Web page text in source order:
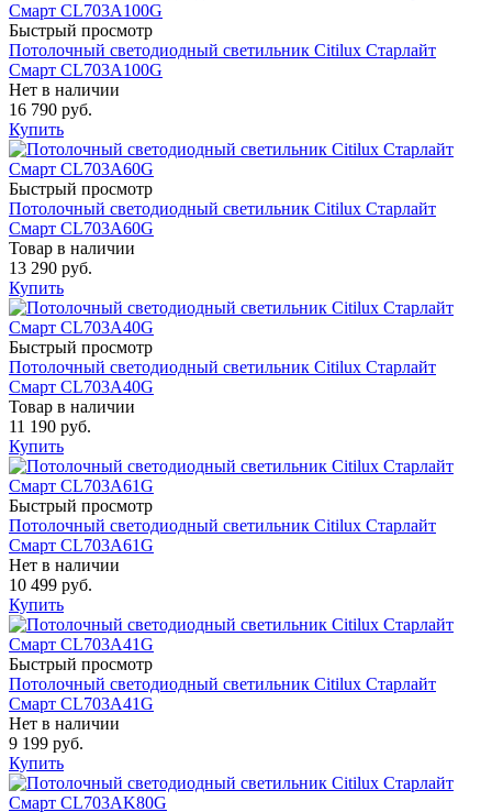
Быстрый просмотр
Потолочный светодиодный светильник Citilux Старлайт
Смарт CL703A100G
Нет в наличии
16 790 руб.
Купить
Быстрый просмотр
Потолочный светодиодный светильник Citilux Старлайт
Смарт CL703A60G
Товар в наличии
13 290 руб.
Купить
Быстрый просмотр
Потолочный светодиодный светильник Citilux Старлайт
Смарт CL703A40G
Товар в наличии
11 190 руб.
Купить
Быстрый просмотр
Потолочный светодиодный светильник Citilux Старлайт
Смарт CL703A61G
Нет в наличии
10 499 руб.
Купить
Быстрый просмотр
Потолочный светодиодный светильник Citilux Старлайт
Смарт CL703A41G
Нет в наличии
9 199 руб.
Купить